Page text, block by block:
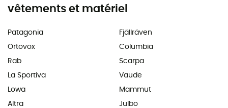
vêtements et matériel
Patagonia
Ortovox
Rab
La Sportiva
Lowa
Altra
Fjällräven
Columbia
Scarpa
Vaude
Mammut
Julbo